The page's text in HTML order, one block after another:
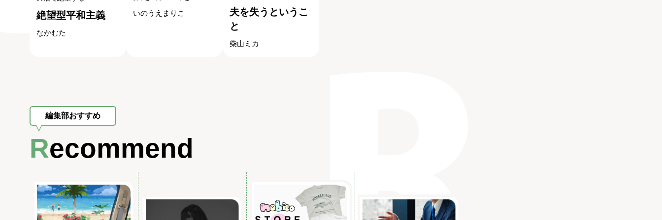
絶望型平和主義
なかむた
いのうえまりこ
夫を失うというこ
と
柴山ミカ
編集部おすすめ
Recommend